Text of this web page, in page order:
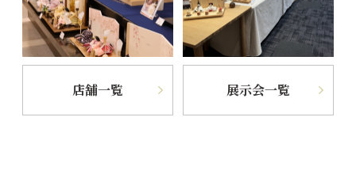
店舗一覧 展示会一覧